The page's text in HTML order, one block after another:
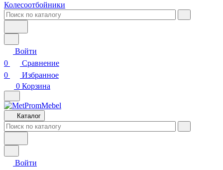
Колесоотбойники
Войти
0
Сравнение
0
Избранное
0 Корзина
Каталог
Войти